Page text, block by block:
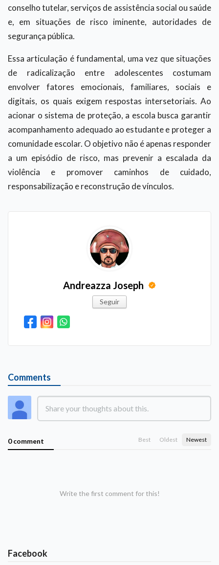
conselho tutelar, serviços de assistência social ou saúde
e, em situações de risco iminente, autoridades de
segurança pública.
Essa articulação é fundamental, uma vez que situações
de radicalização entre adolescentes costumam
envolver fatores emocionais, familiares, sociais e
digitais, os quais exigem respostas intersetoriais. Ao
acionar o sistema de proteção, a escola busca garantir
acompanhamento adequado ao estudante e proteger a
comunidade escolar. O objetivo não é apenas responder
a um episódio de risco, mas prevenir a escalada da
violência e promover caminhos de cuidado,
responsabilização e reconstrução de vínculos.
Andreazza Joseph
Seguir
Comments
0 comment Best Oldest Newest
Write the first comment for this!
Facebook